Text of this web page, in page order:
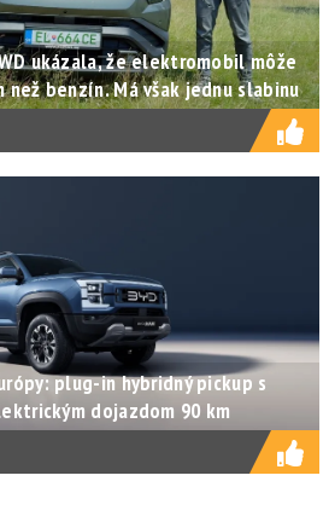
ukázala, že elektromobil môže
benzín. Má však jednu slabinu
plug-in hybridný pickup s
dojazdom 90 km